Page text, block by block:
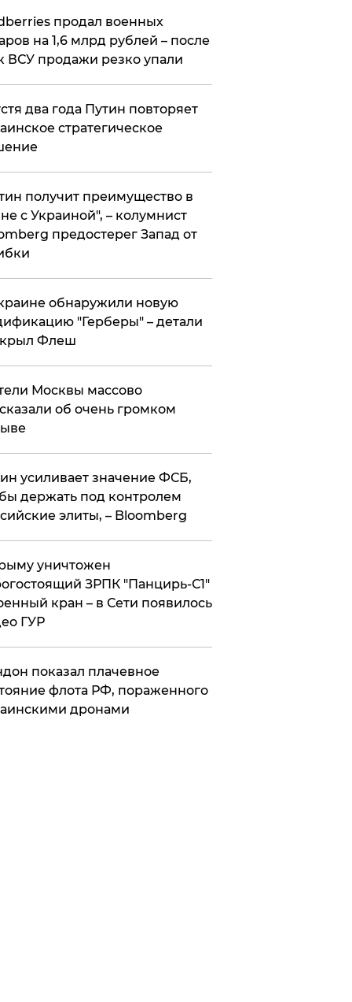
продал военных
на 1,6 млрд рублей – после
ВСУ продажи резко упали
два года Путин повторяет
стратегическое
получит преимущество в
с Украиной", – колумнист
предостерег Запад от
обнаружили новую
"Герберы" – детали
Флеш
Москвы массово
об очень громком
усиливает значение ФСБ,
держать под контролем
элиты, – Bloomberg
уничтожен
ЗРПК "Панцирь-С1"
кран – в Сети появилось
ГУР
показал плачевное
флота РФ, пораженного
дронами